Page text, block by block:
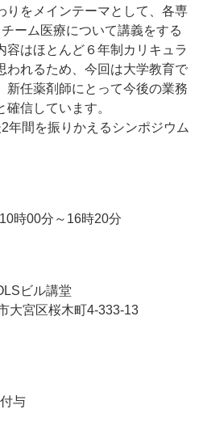
りをメインテーマとして、各専
ーム医療について講義をする
容はほとんど６年制カリキュラ
われるため、今回は大学教育で
新任薬剤師にとって今後の業務
信しています。
年間を振りかえるシンポジウム
時00分～16時20分
ビル講堂
大宮区桜木町4-333-13
与